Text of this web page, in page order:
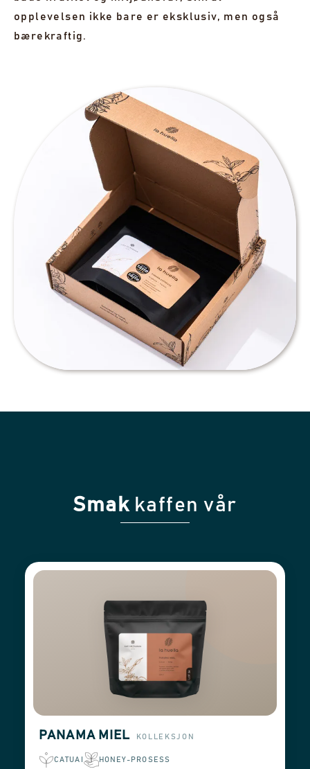
opplevelsen ikke bare er eksklusiv, men også
bærekraftig.
Smak kaffen vår
PANAMA MIEL KOLLEKSJON
CATUAI HONEY-PROSESS